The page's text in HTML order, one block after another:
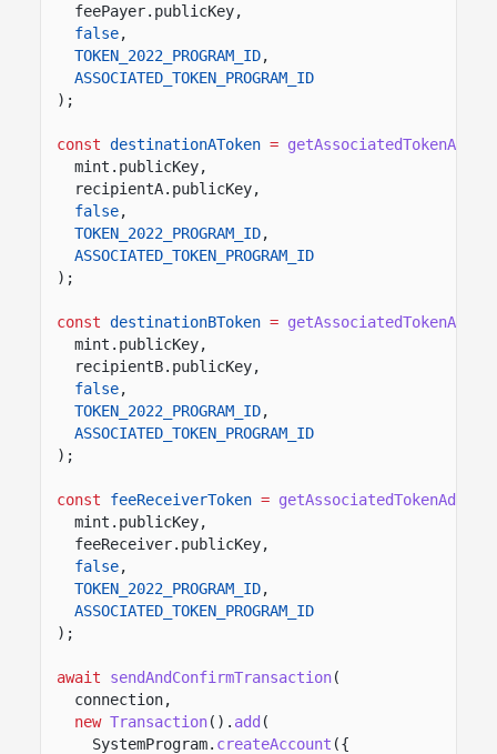
feePayer.publicKey,
false,
TOKEN_2022_PROGRAM_ID,
ASSOCIATED_TOKEN_PROGRAM_ID
);
const destinationAToken =
mint.publicKey,
recipientA.publicKey,
false,
TOKEN_2022_PROGRAM_ID,
ASSOCIATED_TOKEN_PROGRAM_ID
);
const destinationBToken =
mint.publicKey,
recipientB.publicKey,
false,
TOKEN_2022_PROGRAM_ID,
ASSOCIATED_TOKEN_PROGRAM_ID
);
const feeReceiverToken =
mint.publicKey,
feeReceiver.publicKey,
false,
TOKEN_2022_PROGRAM_ID,
ASSOCIATED_TOKEN_PROGRAM_ID
);
await sendAndConfirmTransaction(
connection,
new Transaction(). add (
SystemProgram. createAccount ({